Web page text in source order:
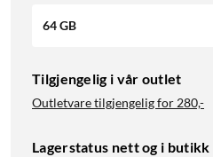
64 GB
Tilgjengelig i vår outlet
Outletvare tilgjengelig for280,-
Lagerstatus nett og i butikk